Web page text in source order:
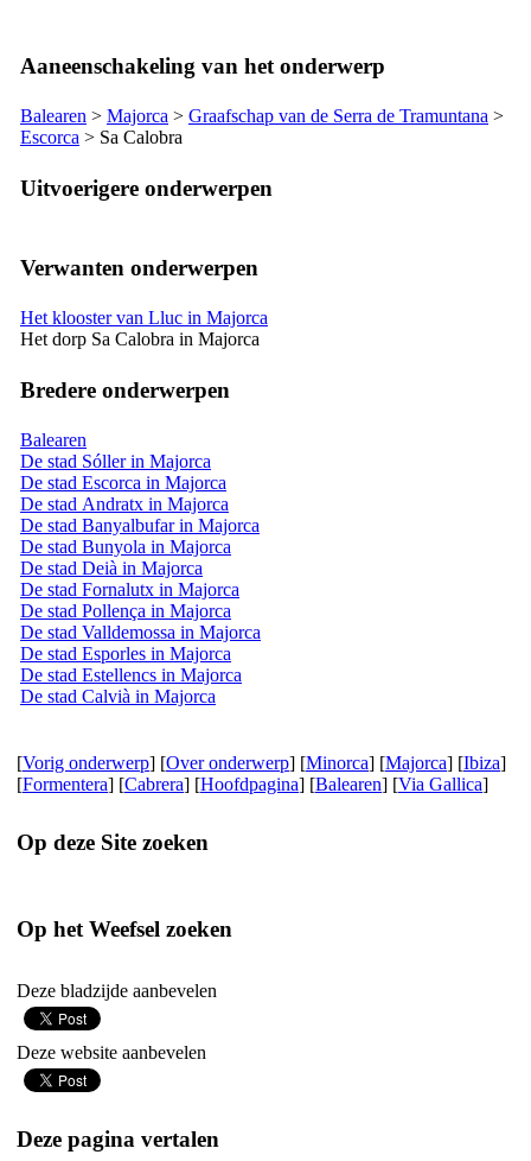
Aaneenschakeling van het onderwerp
Balearen > Majorca > Graafschap van de Serra de Tramuntana >
Escorca > Sa Calobra
Uitvoerigere onderwerpen
Verwanten onderwerpen
Het klooster van Lluc in Majorca
Het dorp Sa Calobra in Majorca
Bredere onderwerpen
Balearen
De stad Sóller in Majorca
De stad Escorca in Majorca
De stad Andratx in Majorca
De stad Banyalbufar in Majorca
De stad Bunyola in Majorca
De stad Deià in Majorca
De stad Fornalutx in Majorca
De stad Pollença in Majorca
De stad Valldemossa in Majorca
De stad Esporles in Majorca
De stad Estellencs in Majorca
De stad Calvià in Majorca
[Vorig onderwerp] [Over onderwerp] [Minorca] [Majorca] [Ibiza]
[Formentera] [Cabrera] [Hoofdpagina] [Balearen] [Via Gallica]
Op deze Site zoeken
Op het Weefsel zoeken
Deze bladzijde aanbevelen
Deze website aanbevelen
Deze pagina vertalen